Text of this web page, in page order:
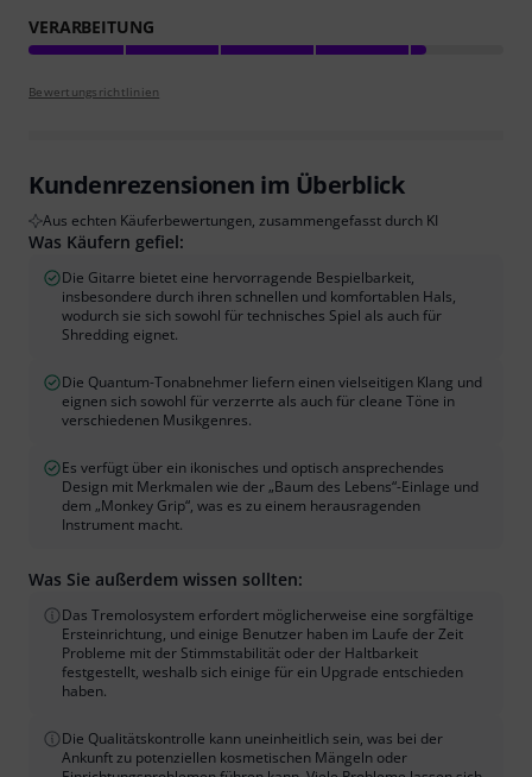
VERARBEITUNG
Bewertungsrichtlinien
Kundenrezensionen im Überblick
Aus echten Käuferbewertungen, zusammengefasst durch KI
Was Käufern gefiel:
Die Gitarre bietet eine hervorragende Bespielbarkeit,
insbesondere durch ihren schnellen und komfortablen Hals,
wodurch sie sich sowohl für technisches Spiel als auch für
Shredding eignet.
Die Quantum-Tonabnehmer liefern einen vielseitigen Klang und
eignen sich sowohl für verzerrte als auch für cleane Töne in
verschiedenen Musikgenres.
Es verfügt über ein ikonisches und optisch ansprechendes
Design mit Merkmalen wie der „Baum des Lebens“-Einlage und
dem „Monkey Grip“, was es zu einem herausragenden
Instrument macht.
Was Sie außerdem wissen sollten:
Das Tremolosystem erfordert möglicherweise eine sorgfältige
Ersteinrichtung, und einige Benutzer haben im Laufe der Zeit
Probleme mit der Stimmstabilität oder der Haltbarkeit
festgestellt, weshalb sich einige für ein Upgrade entschieden
haben.
Die Qualitätskontrolle kann uneinheitlich sein, was bei der
Ankunft zu potenziellen kosmetischen Mängeln oder